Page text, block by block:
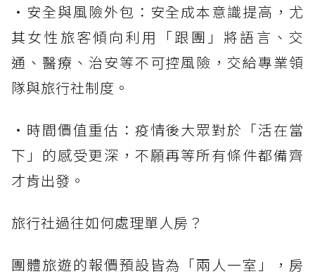
・安全與風險外包：安全成本意識提高，尤
其女性旅客傾向利用「跟團」將語言、交
通、醫療、治安等不可控風險，交給專業領
隊與旅行社制度。
・時間價值重估：疫情後大眾對於「活在當
下」的感受更深，不願再等所有條件都備齊
才肯出發。
旅行社過往如何處理單人房？
團體旅遊的報價預設皆為「兩人一室」，房